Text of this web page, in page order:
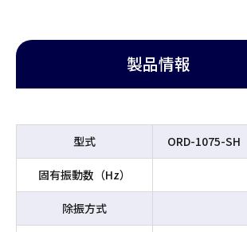
製品情報
型式 ORD-1075-SH
固有振動数（Hz）
除振方式